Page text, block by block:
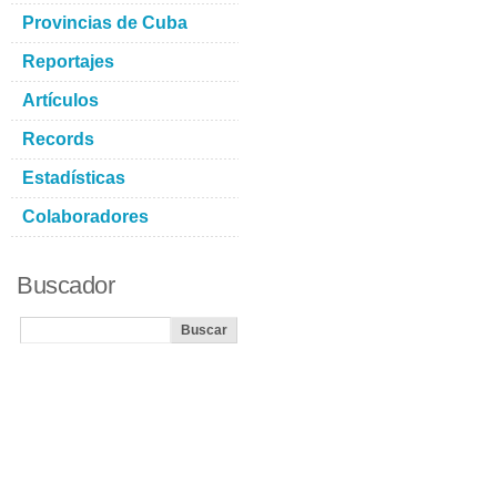
Provincias de Cuba
Reportajes
Artículos
Records
Estadísticas
Colaboradores
Buscador